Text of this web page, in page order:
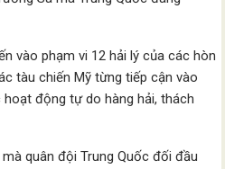
vào phạm vi 12 hải lý của các hòn
tàu chiến Mỹ từng tiếp cận vào
động tự do hàng hải, thách
quân đội Trung Quốc đối đầu